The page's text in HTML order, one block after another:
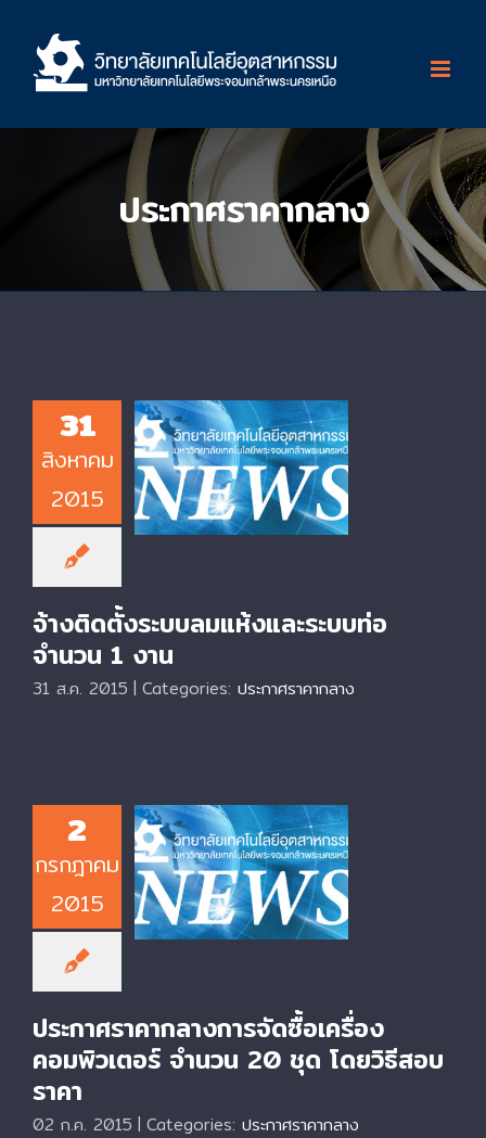
content
ประกาศราคากลาง
31
สิงหาคม
2015
จ้างติดตั้งระบบลมแห้ง
และระบบท่อ จำนวน 1
งาน
จ้างติดตั้งระบบลมแห้งและระบบท่อ
จำนวน 1 งาน
31 ส.ค. 2015 | Categories: ประกาศราคากลาง
2
กรกฎาคม
2015
ประกาศราคากลางการ
จัดซื้อเครื่อง
คอมพิวเตอร์ จำนวน
20 ชุด โดยวิธีสอบ
ราคา
ประกาศราคากลางการจัดซื้อเครื่อง
คอมพิวเตอร์ จำนวน 20 ชุด โดยวิธีสอบ
ราคา
02 ก.ค. 2015 | Categories: ประกาศราคากลาง